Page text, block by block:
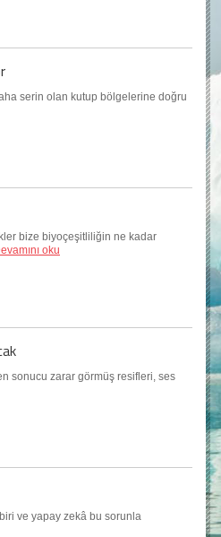
serin olan kutup bölgelerine doğru
bize biyoçeşitliliğin ne kadar
oku
sonucu zarar görmüş resifleri, ses
ve yapay zekâ bu sorunla